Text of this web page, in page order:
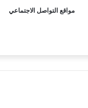
مواقع التواصل الاجتماعي